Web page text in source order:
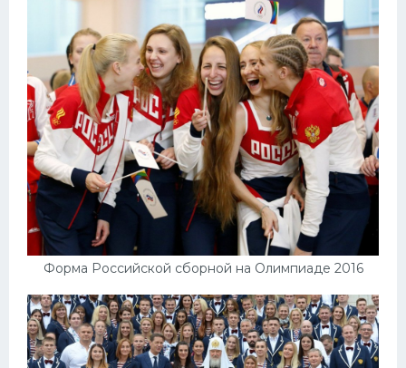
Форма Российской сборной на Олимпиаде 2016